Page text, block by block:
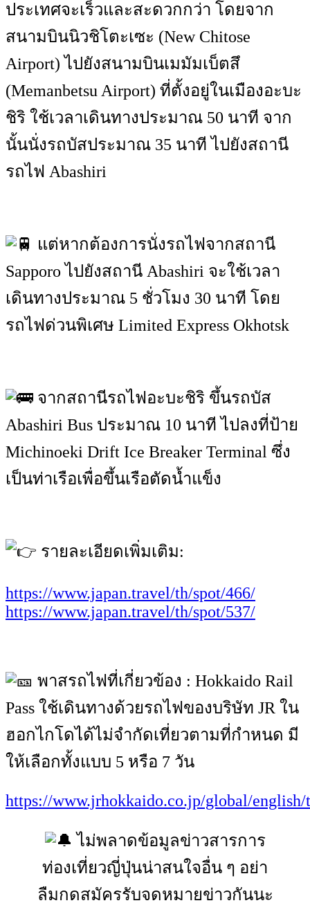
ประเทศจะเร็วและสะดวกกว่า โดยจาก
สนามบินนิวชิโตะเซะ (New Chitose
Airport) ไปยังสนามบินเมมัมเบ็ตสึ
(Memanbetsu Airport) ที่ตั้งอยู่ในเมืองอะบะ
ชิริ ใช้เวลาเดินทางประมาณ 50 นาที จาก
นั้นนั่งรถบัสประมาณ 35 นาที ไปยังสถานี
รถไฟ Abashiri
แต่หากต้องการนั่งรถไฟจากสถานี
Sapporo ไปยังสถานี Abashiri จะใช้เวลา
เดินทางประมาณ 5 ชั่วโมง 30 นาที โดย
รถไฟด่วนพิเศษ Limited Express Okhotsk
จากสถานีรถไฟอะบะชิริ ขึ้นรถบัส
Abashiri Bus ประมาณ 10 นาที ไปลงที่ป้าย
Michinoeki Drift Ice Breaker Terminal ซึ่ง
เป็นท่าเรือเพื่อขึ้นเรือตัดน้ำแข็ง
รายละเอียดเพิ่มเติม:
https://www.japan.travel/th/spot/466/
https://www.japan.travel/th/spot/537/
พาสรถไฟที่เกี่ยวข้อง : Hokkaido Rail
Pass ใช้เดินทางด้วยรถไฟของบริษัท JR ใน
ฮอกไกโดได้ไม่จำกัดเที่ยวตามที่กำหนด มี
ให้เลือกทั้งแบบ 5 หรือ 7 วัน
https://www.jrhokkaido.co.jp/global/
ไม่พลาดข้อมูลข่าวสารการ
ท่องเที่ยวญี่ปุ่นน่าสนใจอื่น ๆ อย่า
ลืมกดสมัครรับจดหมายข่าวกันนะ